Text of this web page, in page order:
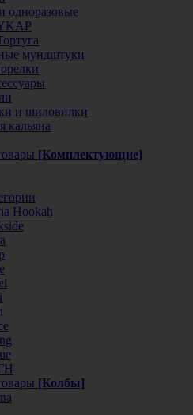
одноразовые
мундштуки
и шиловилки
кальяна
[Комплектующие]
Hookah
[Колбы]